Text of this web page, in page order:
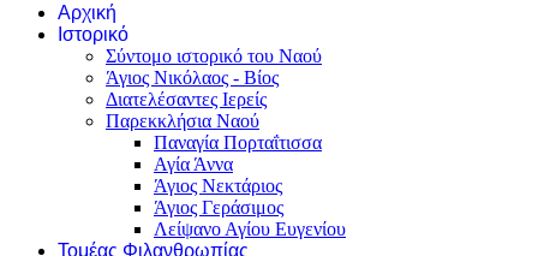
Αρχική
Ιστορικό
Σύντομο ιστορικό του Ναού
Άγιος Νικόλαος - Βίος
Διατελέσαντες Ιερείς
Παρεκκλήσια Ναού
Παναγία Πορταΐτισσα
Αγία Άννα
Άγιος Νεκτάριος
Άγιος Γεράσιμος
Λείψανο Αγίου Ευγενίου
Τομέας Φιλανθρωπίας